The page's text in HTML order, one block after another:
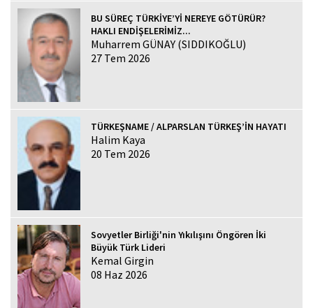
BU SÜREÇ TÜRKİYE’Yİ NEREYE GÖTÜRÜR?
HAKLI ENDİŞELERİMİZ...
Muharrem GÜNAY (SIDDIKOĞLU)
27 Tem 2026
TÜRKEŞNAME / ALPARSLAN TÜRKEŞ’İN HAYATI
Halim Kaya
20 Tem 2026
Sovyetler Birliği'nin Yıkılışını Öngören İki
Büyük Türk Lideri
Kemal Girgin
08 Haz 2026